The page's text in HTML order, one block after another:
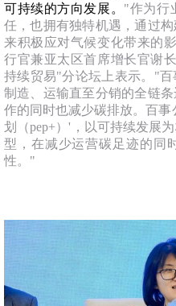
可持续的方向发展。 "作为行
任，也拥有独特机遇，通过
来积极应对气候变化带来的
行官兼亚太区首席增长官谢
持续贸易"分论坛上表示。"百
制造、运输直至分销的全链
作的同时也减少碳排放。百事
划（pep+）'，以可持续发展
型，在减少运营碳足迹的同
性。"